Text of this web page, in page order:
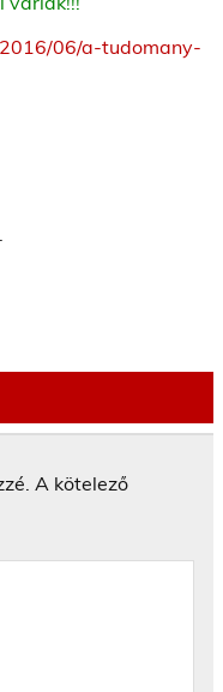
06/a-tudomany-
A kötelező